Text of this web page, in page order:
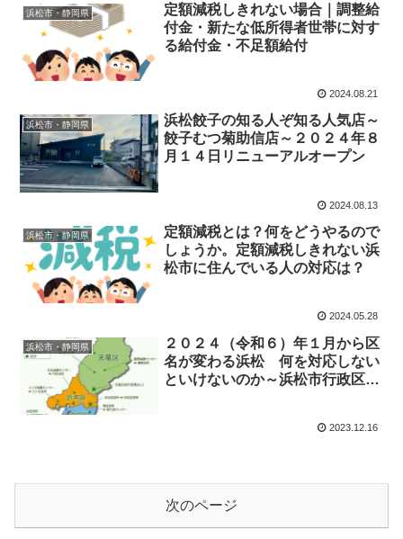
浜松市・静岡県
定額減税しきれない場合｜調整給
付金・新たな低所得者世帯に対す
る給付金・不足額給付
2024.08.21
浜松市・静岡県
浜松餃子の知る人ぞ知る人気店～
餃子むつ菊助信店～２０２４年８
月１４日リニューアルオープン
2024.08.13
浜松市・静岡県
定額減税とは？何をどうやるので
しょうか。定額減税しきれない浜
松市に住んでいる人の対応は？
2024.05.28
浜松市・静岡県
２０２４（令和６）年１月から区
名が変わる浜松 何を対応しない
といけないのか～浜松市行政区再
2023.12.16
次のページ